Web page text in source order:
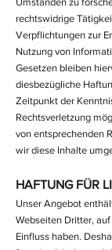
rechtswidrige
Verpflichtungen zur
Nutzung von
Gesetzen bleiben
diesbezügliche
Zeitpunkt der
Rechtsverletzung
von entsprechenden
wir diese Inhalte
HAFTUNG FÜR
Unser Angebot
Webseiten Dritter,
Einfluss haben.